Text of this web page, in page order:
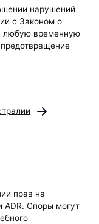
нарушений
с Законом о
любую временную
прав на
ADR. Споры могут